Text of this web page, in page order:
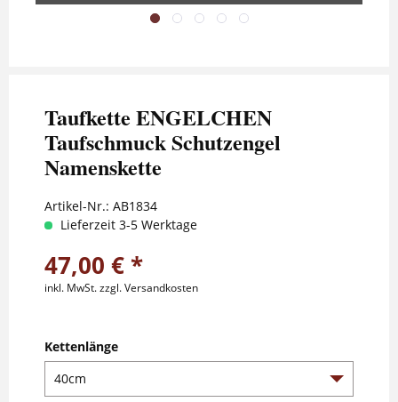
Taufkette ENGELCHEN
Taufschmuck Schutzengel
Namenskette
Artikel-Nr.: AB1834
Lieferzeit 3-5 Werktage
47,00 € *
inkl. MwSt.zzgl. Versandkosten
Kettenlänge